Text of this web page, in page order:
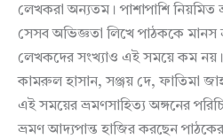
লেখকরা অন্যতম। পাশাপাশি নিয়মিত
সেসব অভিজ্ঞতা লিখে পাঠককে মানস
লেখকদের সংখ্যাও এই সময়ে কম
কামরুল হাসান, সঞ্জয় দে, ফাতিমা
এই সময়ের ভ্রমণসাহিত্য অঙ্গনের
ভ্রমণ আদ্যপান্ত হাজির করছেন